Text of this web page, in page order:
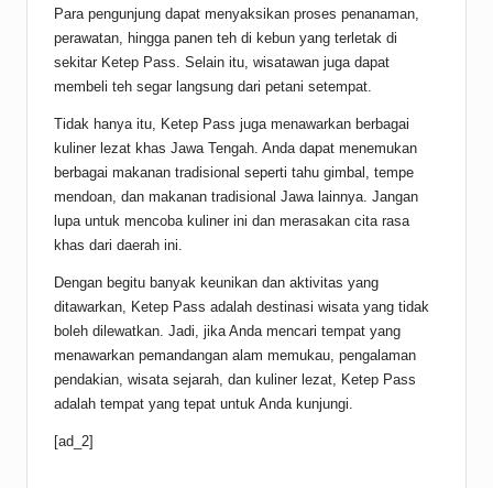
Para pengunjung dapat menyaksikan proses penanaman,
perawatan, hingga panen teh di kebun yang terletak di
sekitar Ketep Pass. Selain itu, wisatawan juga dapat
membeli teh segar langsung dari petani setempat.
Tidak hanya itu, Ketep Pass juga menawarkan berbagai
kuliner lezat khas Jawa Tengah. Anda dapat menemukan
berbagai makanan tradisional seperti tahu gimbal, tempe
mendoan, dan makanan tradisional Jawa lainnya. Jangan
lupa untuk mencoba kuliner ini dan merasakan cita rasa
khas dari daerah ini.
Dengan begitu banyak keunikan dan aktivitas yang
ditawarkan, Ketep Pass adalah destinasi wisata yang tidak
boleh dilewatkan. Jadi, jika Anda mencari tempat yang
menawarkan pemandangan alam memukau, pengalaman
pendakian, wisata sejarah, dan kuliner lezat, Ketep Pass
adalah tempat yang tepat untuk Anda kunjungi.
[ad_2]